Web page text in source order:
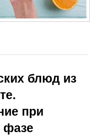
блюд из
при
фазе